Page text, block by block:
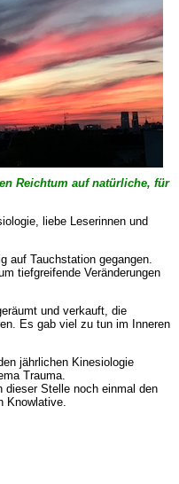
Reichtum auf natürliche, für
liebe Leserinnen und
auf Tauchstation gegangen.
tiefgreifende Veränderungen
und verkauft, die
Es gab viel zu tun im Inneren
jährlichen Kinesiologie
Trauma.
dieser Stelle noch einmal den
Knowlative.